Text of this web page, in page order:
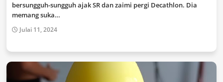
bersungguh-sungguh ajak SR dan zaimi pergi Decathlon. Dia
memang suka…
Julai 11, 2024